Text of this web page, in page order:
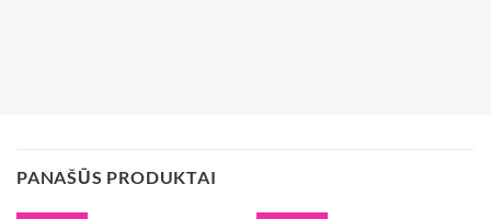
PANAŠŪS PRODUKTAI